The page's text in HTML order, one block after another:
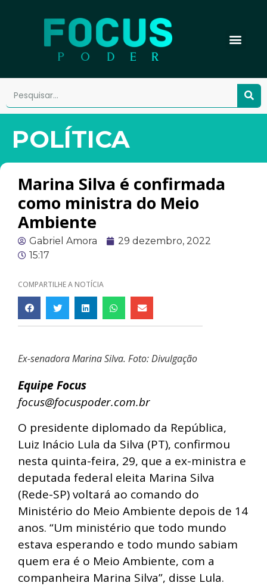
POLÍTICA
Marina Silva é confirmada
como ministra do Meio
Ambiente
Gabriel Amora
29 dezembro, 2022
15:17
COMPARTILHE A NOTÍCIA
Ex-senadora Marina Silva. Foto: Divulgação
Equipe Focus
focus@focuspoder.com.br
O presidente diplomado da República,
Luiz Inácio Lula da Silva (PT), confirmou
nesta quinta-feira, 29, que a ex-ministra e
deputada federal eleita Marina Silva
(Rede-SP) voltará ao comando do
Ministério do Meio Ambiente depois de 14
anos. “Um ministério que todo mundo
estava esperando e todo mundo sabiam
quem era é o Meio Ambiente, com a
companheira Marina Silva”, disse Lula.